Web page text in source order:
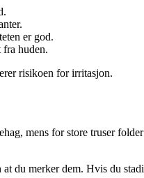
er god.
huden.
risikoen for irritasjon.
mens for store truser
du merker dem. Hvis du